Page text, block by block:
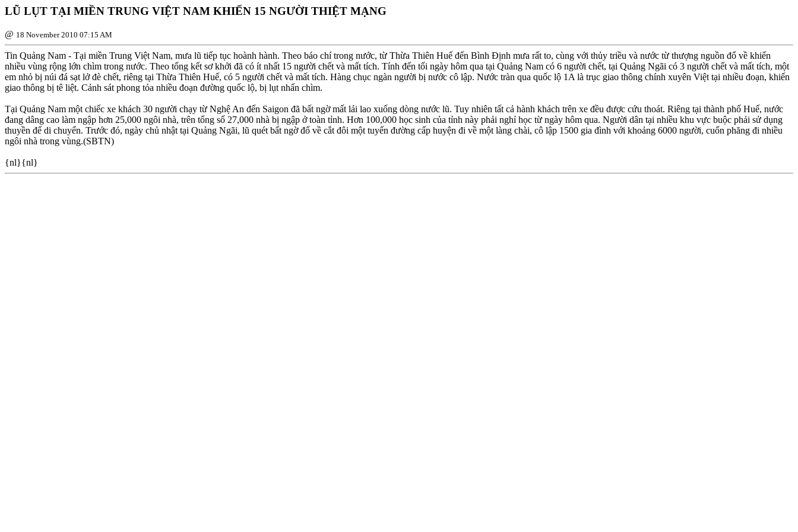
LŨ LỤT TẠI MIỀN TRUNG VIỆT NAM KHIẾN 15 NGƯỜI THIỆT MẠNG
@ 18 November 2010 07:15 AM
Tin Quảng Nam - Tại miền Trung Việt Nam, mưa lũ tiếp tục hoành hành. Theo báo chí trong nước, từ Thừa Thiên Huế đến Bình Ðịnh mưa rất to, cùng với thủy triều và nước từ thượng nguồn đổ về khiến
nhiều vùng rộng lớn chìm trong nước. Theo tổng kết sơ khởi đã có ít nhất 15 người chết và mất tích. Tính đến tối ngày hôm qua tại Quảng Nam có 6 người chết, tại Quảng Ngãi có 3 người chết và mất tích, một
em nhỏ bị núi đá sạt lở đè chết, riêng tại Thừa Thiên Huế, có 5 người chết và mất tích. Hàng chục ngàn người bị nước cô lập. Nước tràn qua quốc lộ 1A là trục giao thông chính xuyên Việt tại nhiều đoạn, khiến
giao thông bị tê liệt. Cảnh sát phong tỏa nhiều đoạn đường quốc lộ, bị lụt nhấn chìm.
Tại Quảng Nam một chiếc xe khách 30 người chạy từ Nghệ An đến Saigon đã bất ngờ mất lái lao xuống dòng nước lũ. Tuy nhiên tất cả hành khách trên xe đều được cứu thoát. Riêng tại thành phố Huế, nước
đang dâng cao làm ngập hơn 25,000 ngôi nhà, trên tổng số 27,000 nhà bị ngập ở toàn tỉnh. Hơn 100,000 học sinh của tỉnh này phải nghỉ học từ ngày hôm qua. Người dân tại nhiều khu vực buộc phải sử dụng
thuyền để di chuyển. Trước đó, ngày chủ nhật tại Quảng Ngãi, lũ quét bất ngờ đổ về cắt đôi một tuyến đường cấp huyện đi về một làng chài, cô lập 1500 gia đình với khoảng 6000 người, cuốn phăng đi nhiều
ngôi nhà trong vùng.(SBTN)
{nl}{nl}